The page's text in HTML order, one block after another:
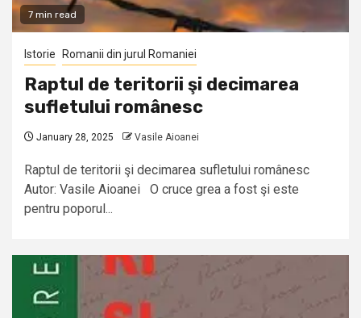
7 min read
Istorie Romanii din jurul Romaniei
Raptul de teritorii şi decimarea
sufletului românesc
January 28, 2025 Vasile Aioanei
Raptul de teritorii şi decimarea sufletului românesc
Autor: Vasile Aioanei O cruce grea a fost şi este
pentru poporul...